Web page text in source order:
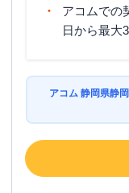
アコムでの
日から最大
アコム 静岡県静